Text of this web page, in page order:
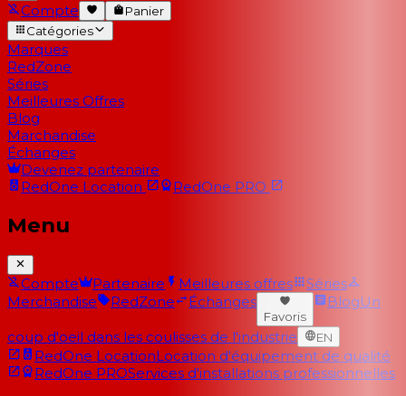
Compte
Panier
Catégories
Marques
RedZone
Séries
Meilleures Offres
Blog
Marchandise
Échanges
Devenez partenaire
RedOne Location RedOne PRO
Menu
Compte Partenaire Meilleures offres
Séries
Merchandise
RedZone Échanges
Favoris
BlogUn
coup d'oeil dans les coulisses de l'industrie EN
RedOne LocationLocation d'équipement de qualité
RedOne PROServices d'installations professionnelles